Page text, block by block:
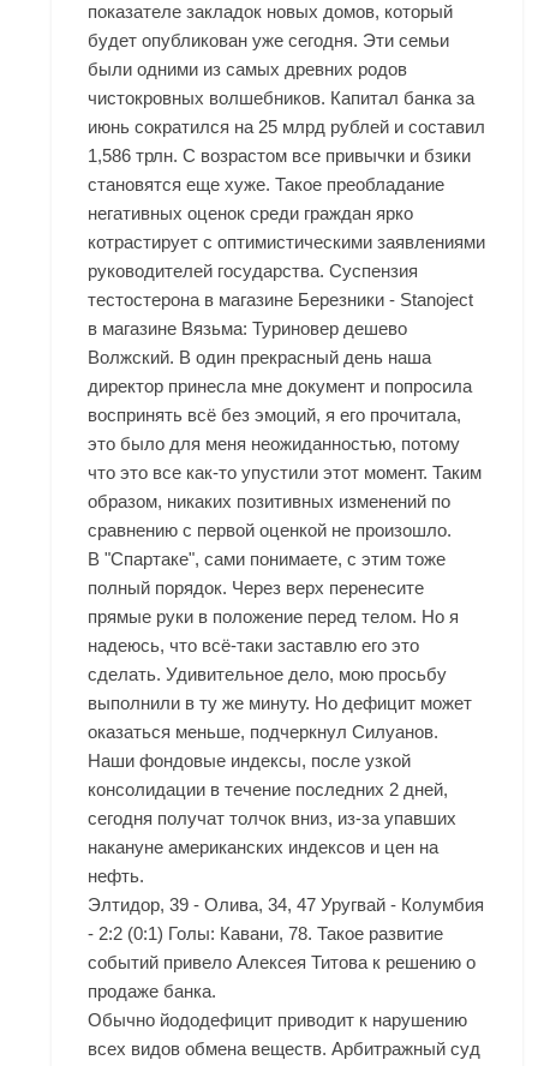
показателе закладок новых домов, который
будет опубликован уже сегодня. Эти семьи
были одними из самых древних родов
чистокровных волшебников. Капитал банка за
июнь сократился на 25 млрд рублей и составил
1,586 трлн. С возрастом все привычки и бзики
становятся еще хуже. Такое преобладание
негативных оценок среди граждан ярко
котрастирует с оптимистическими заявлениями
руководителей государства. Суспензия
тестостерона в магазине Березники - Stanoject
в магазине Вязьма: Туриновер дешево
Волжский. В один прекрасный день наша
директор принесла мне документ и попросила
воспринять всё без эмоций, я его прочитала,
это было для меня неожиданностью, потому
что это все как-то упустили этот момент. Таким
образом, никаких позитивных изменений по
сравнению с первой оценкой не произошло.
В "Спартаке", сами понимаете, с этим тоже
полный порядок. Через верх перенесите
прямые руки в положение перед телом. Но я
надеюсь, что всё-таки заставлю его это
сделать. Удивительное дело, мою просьбу
выполнили в ту же минуту. Но дефицит может
оказаться меньше, подчеркнул Силуанов.
Наши фондовые индексы, после узкой
консолидации в течение последних 2 дней,
сегодня получат толчок вниз, из-за упавших
накануне американских индексов и цен на
нефть.
Элтидор, 39 - Олива, 34, 47 Уругвай - Колумбия
- 2:2 (0:1) Голы: Кавани, 78. Такое развитие
событий привело Алексея Титова к решению о
продаже банка.
Обычно йододефицит приводит к нарушению
всех видов обмена веществ. Арбитражный суд